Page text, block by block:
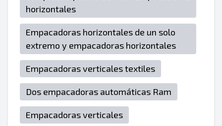
horizontales
Empacadoras horizontales de un solo
extremo y empacadoras horizontales
Empacadoras verticales textiles
Dos empacadoras automáticas Ram
Empacadoras verticales